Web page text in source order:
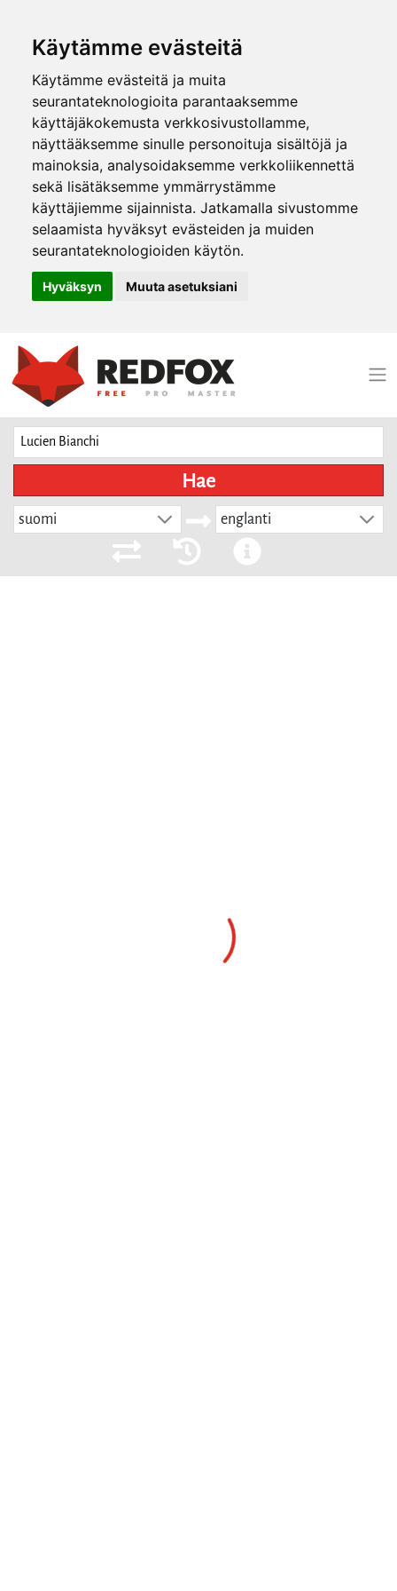
Käytämme evästeitä
Käytämme evästeitä ja muita
seurantateknologioita parantaaksemme
käyttäjäkokemusta verkkosivustollamme,
näyttääksemme sinulle personoituja sisältöjä ja
mainoksia, analysoidaksemme verkkoliikennettä
sekä lisätäksemme ymmärrystämme
käyttäjiemme sijainnista. Jatkamalla sivustomme
selaamista hyväksyt evästeiden ja muiden
seurantateknologioiden käytön.
Hyväksyn Muuta asetuksiani
Hae
suomi englanti